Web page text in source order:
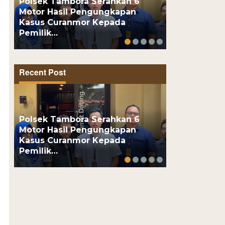
Motor Hasil Pengungkapan
Kasus Curanmor Kepada
Pemilik…
Recent Post
Polsek Tambora Serahkan 6
Motor Hasil Pengungkapan
Kasus Curanmor Kepada
Pemilik…